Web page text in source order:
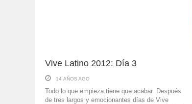
Vive Latino 2012: Día 3
14 AÑOS AGO
Todo lo que empieza tiene que acabar. Después
de tres largos y emocionantes días de Vive